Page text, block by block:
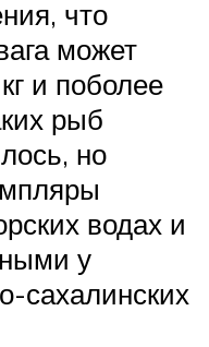
что
может
и поболее
рыб
но
водах и
у
сахалинских